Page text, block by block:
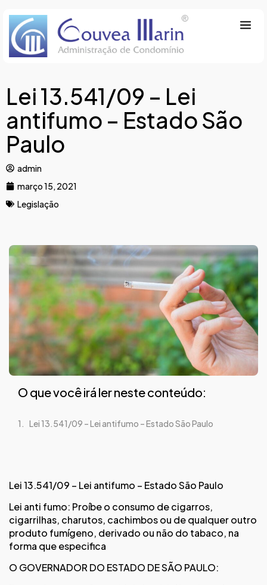
Lei 13.541/09 – Lei
antifumo – Estado São
Paulo
admin
março 15, 2021
Legislação
O que você irá ler neste conteúdo:
Lei 13.541/09 – Lei antifumo – Estado São Paulo
Lei 13.541/09 – Lei antifumo – Estado São Paulo
Lei anti fumo: Proíbe o consumo de cigarros,
cigarrilhas, charutos, cachimbos ou de qualquer outro
produto fumígeno, derivado ou não do tabaco, na
forma que especifica
O GOVERNADOR DO ESTADO DE SÃO PAULO: